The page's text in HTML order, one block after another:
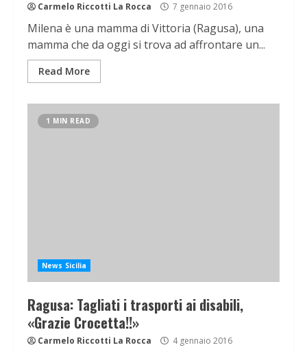
Carmelo Riccotti La Rocca 7 gennaio 2016
Milena è una mamma di Vittoria (Ragusa), una
mamma che da oggi si trova ad affrontare un...
Read More
1 MIN READ
News Sicilia
Ragusa: Tagliati i trasporti ai disabili,
«Grazie Crocetta!!»
Carmelo Riccotti La Rocca 4 gennaio 2016